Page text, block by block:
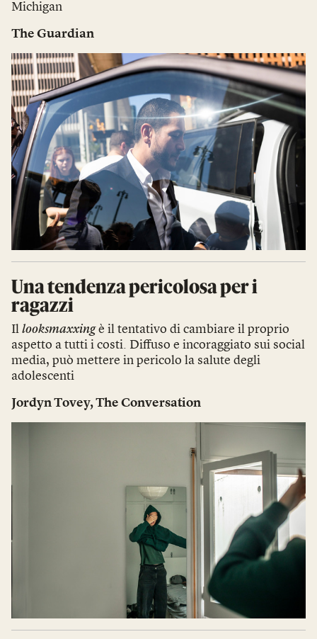
Michigan
The Guardian
Una tendenza pericolosa per i
ragazzi
Il looksmaxxingè il tentativo di cambiare il proprio
aspetto a tutti i costi. Diffuso e incoraggiato sui social
media, può mettere in pericolo la salute degli
adolescenti
Jordyn Tovey,The Conversation